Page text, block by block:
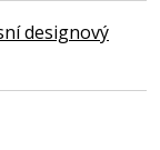
designový